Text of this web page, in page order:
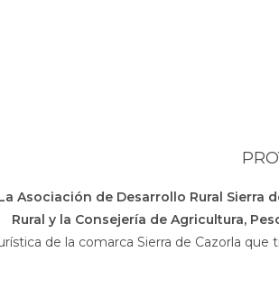
Asociación de Desarrollo Rural Sierra
Rural y la Consejería de Agricultura,
de la comarca Sierra de Cazorla